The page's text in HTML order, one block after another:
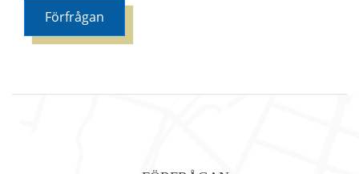
Förfrågan